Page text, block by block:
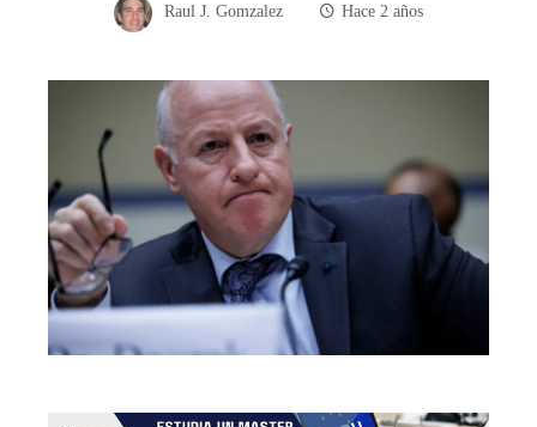
Raul J. Gomzalez Hace 2 años